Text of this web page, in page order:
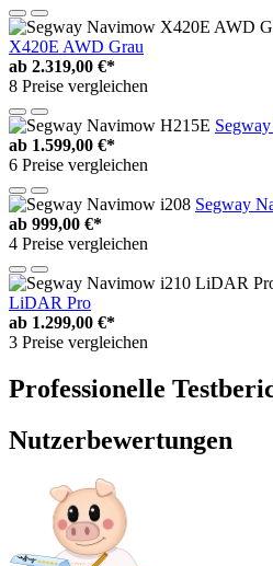
X420E AWD Grau
ab 2.319,00 €*
8 Preise vergleichen
ab 1.599,00 €*
6 Preise vergleichen
Segway
ab 999,00 €*
4 Preise vergleichen
LiDAR Pro
ab 1.299,00 €*
3 Preise vergleichen
Professionelle
Nutzerbewertungen